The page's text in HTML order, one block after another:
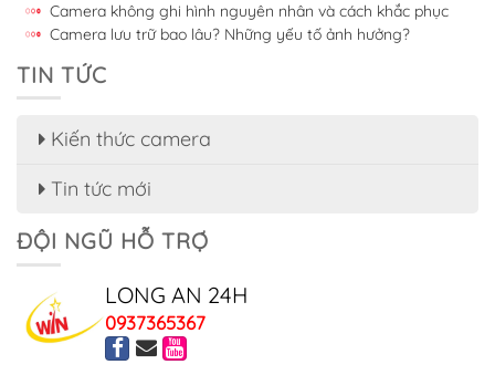
Camera không ghi hình nguyên nhân và cách khắc phục
Camera lưu trữ bao lâu? Những yếu tố ảnh hưởng?
TIN TỨC
Kiến thức camera
Tin tức mới
ĐỘI NGŨ HỖ TRỢ
LONG AN 24H
0937365367